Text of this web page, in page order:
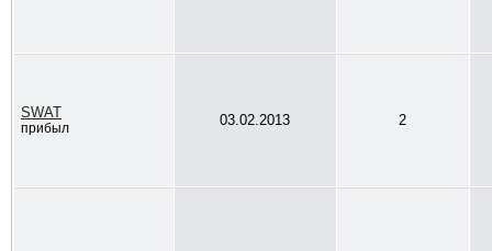
SWAT
прибыл 03.02.2013 2